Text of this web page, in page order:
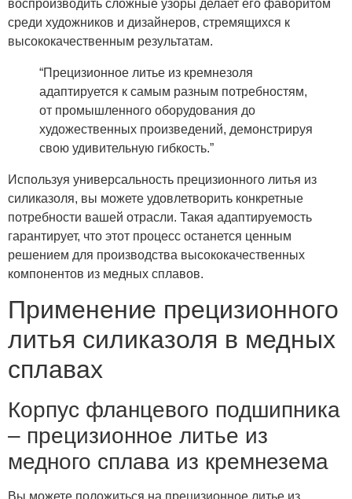
воспроизводить сложные узоры делает его фаворитом
среди художников и дизайнеров, стремящихся к
высококачественным результатам.
“Прецизионное литье из кремнезоля
адаптируется к самым разным потребностям,
от промышленного оборудования до
художественных произведений, демонстрируя
свою удивительную гибкость.”
Используя универсальность прецизионного литья из
силиказоля, вы можете удовлетворить конкретные
потребности вашей отрасли. Такая адаптируемость
гарантирует, что этот процесс останется ценным
решением для производства высококачественных
компонентов из медных сплавов.
Применение прецизионного
литья силиказоля в медных
сплавах
Корпус фланцевого подшипника
– прецизионное литье из
медного сплава из кремнезема